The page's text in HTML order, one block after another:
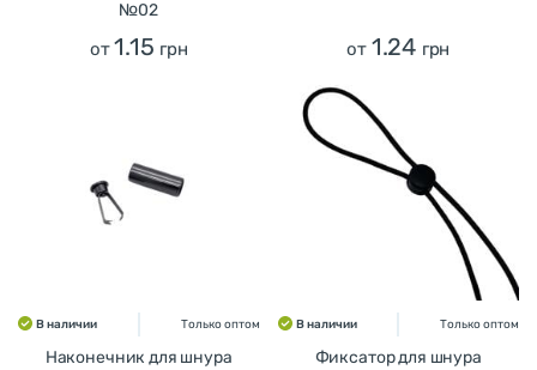
№02
от 1.15 грн от 1.24 грн
В наличии Только оптом
Наконечник для шнура
В наличии Только оптом
Фиксатор для шнура